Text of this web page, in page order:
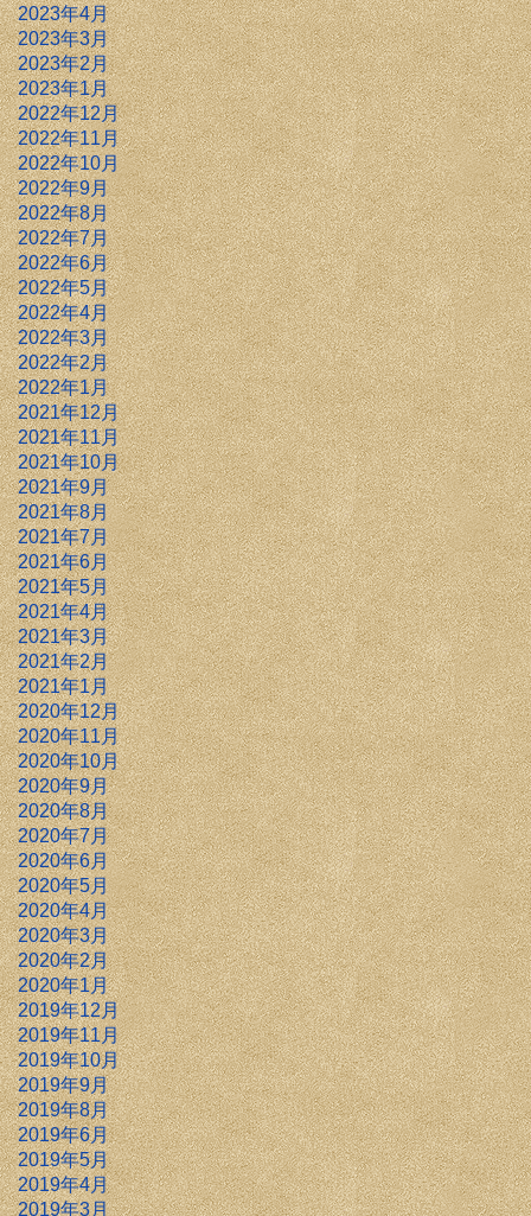
2023年4月
2023年3月
2023年2月
2023年1月
2022年12月
2022年11月
2022年10月
2022年9月
2022年8月
2022年7月
2022年6月
2022年5月
2022年4月
2022年3月
2022年2月
2022年1月
2021年12月
2021年11月
2021年10月
2021年9月
2021年8月
2021年7月
2021年6月
2021年5月
2021年4月
2021年3月
2021年2月
2021年1月
2020年12月
2020年11月
2020年10月
2020年9月
2020年8月
2020年7月
2020年6月
2020年5月
2020年4月
2020年3月
2020年2月
2020年1月
2019年12月
2019年11月
2019年10月
2019年9月
2019年8月
2019年6月
2019年5月
2019年4月
2019年3月